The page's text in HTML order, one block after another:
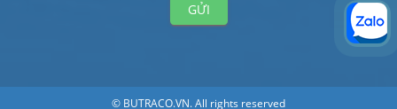
GỬI
© BUTRACO.VN. All rights reserved